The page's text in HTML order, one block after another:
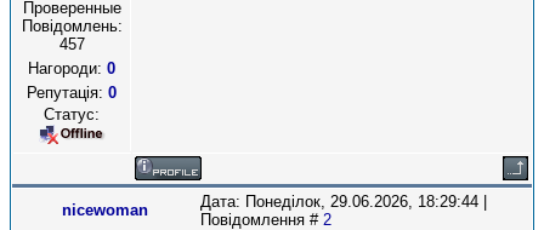
Проверенные
Повідомлень:
457
Нагороди: 0
Репутація: 0
Статус:
nicewoman
Дата: Понеділок, 29.06.2026, 18:29:44 |
Повідомлення # 2